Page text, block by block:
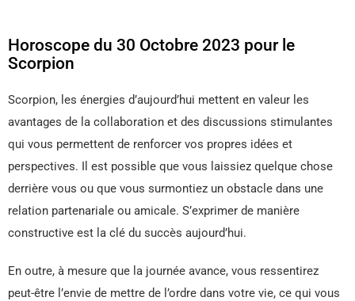
Horoscope du 30 Octobre 2023 pour le
Scorpion
Scorpion, les énergies d’aujourd’hui mettent en valeur les
avantages de la collaboration et des discussions stimulantes
qui vous permettent de renforcer vos propres idées et
perspectives. Il est possible que vous laissiez quelque chose
derrière vous ou que vous surmontiez un obstacle dans une
relation partenariale ou amicale. S’exprimer de manière
constructive est la clé du succès aujourd’hui.
En outre, à mesure que la journée avance, vous ressentirez
peut-être l’envie de mettre de l’ordre dans votre vie, ce qui vous